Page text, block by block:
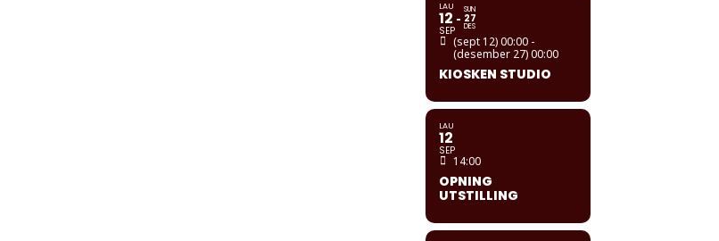
LAU
12
SEP
SUN
27
DES
(sept 12) 00:00 -
(desember 27) 00:00
KIOSKEN STUDIO
LAU
12
SEP
14:00
OPNING
UTSTILLING